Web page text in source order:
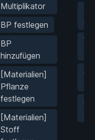
Multiplikator
BP festlegen
BP
hinzufügen
[Materialien]
Pflanze
festlegen
[Materialien]
Stoff